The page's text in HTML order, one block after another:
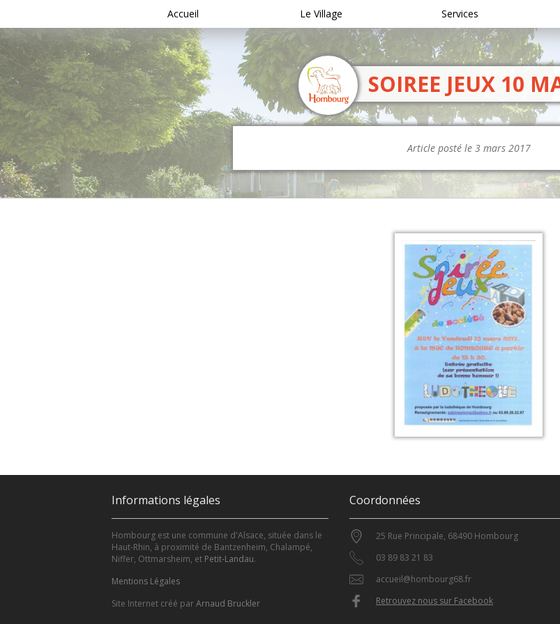
Accueil Le Village Services
SOIREE JEUX 10
Article posté le 3 mars 2017
Informations légales
Hombourg est une commune d'Alsace, située dans le
Haut-Rhin, à proximité de Bantzenheim, Chalampé,
Niffer, Ottmarsheim, et Petit-Landau.
Mentions Légales
Site Internet créé parArnaud Bruckler
Coordonnées
25 Rue Principale, 68490 Hombourg
03 89 83 21 83
accueil@hombourg68.fr
Retrouvez nous sur Facebook